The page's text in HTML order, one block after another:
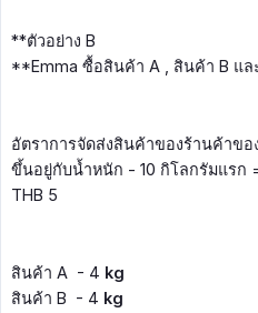
**ตัวอย่าง B
**Emma ซื้อสินค้า A , สินค้า B แ
อัตราการจัดส่งสินค้าของร้านค้าข
ขึ้นอยู่กับน้ำหนัก - 10 กิโลกรัมแรก
THB 5
สินค้า A - 4 kg
สินค้า B - 4 kg